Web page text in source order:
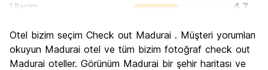
Ulasim
4.7
Kültür
7.0
Gece hayatı
3.3
Otel bizim seçim Check out Madurai . Müşteri yorumları
okuyun Madurai otel ve tüm bizim fotoğraf check out
Madurai oteller. Görünüm Madurai bir şehir haritası ve